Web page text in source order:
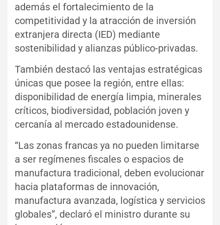
además el fortalecimiento de la
competitividad y la atracción de inversión
extranjera directa (IED) mediante
sostenibilidad y alianzas público-privadas.
También destacó las ventajas estratégicas
únicas que posee la región, entre ellas:
disponibilidad de energía limpia, minerales
críticos, biodiversidad, población joven y
cercanía al mercado estadounidense.
“Las zonas francas ya no pueden limitarse
a ser regímenes fiscales o espacios de
manufactura tradicional, deben evolucionar
hacia plataformas de innovación,
manufactura avanzada, logística y servicios
globales”, declaró el ministro durante su